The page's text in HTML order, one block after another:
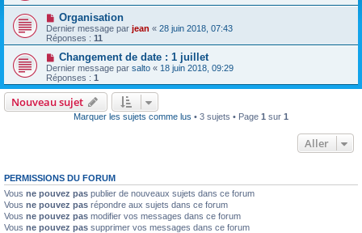
Organisation
Dernier message par jean « 28 juin 2018, 07:43
Réponses : 11
Changement de date : 1 juillet
Dernier message par salto « 18 juin 2018, 09:29
Réponses : 1
Nouveau sujet
Marquer les sujets comme lus • 3 sujets • Page 1 sur 1
Aller
PERMISSIONS DU FORUM
Vous ne pouvez pas publier de nouveaux sujets dans ce forum
Vous ne pouvez pas répondre aux sujets dans ce forum
Vous ne pouvez pas modifier vos messages dans ce forum
Vous ne pouvez pas supprimer vos messages dans ce forum